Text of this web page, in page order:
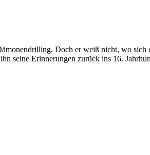
Doch er weiß nicht, wo
seine Erinnerungen zurück ins 16.